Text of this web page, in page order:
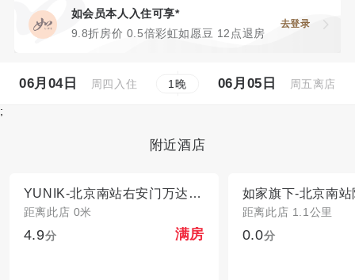
如会员本人入住可享*
9.8折房价 0.5倍彩虹如愿豆 12点退房
去登录
06月04日 周四入住 1晚 06月05日 周五离店
;
附近酒店
YUNIK-北京南站右安门万达广场店电竞酒店
距离此店 0米
4.9分 满房
距离此店 1.1公里
0.0分